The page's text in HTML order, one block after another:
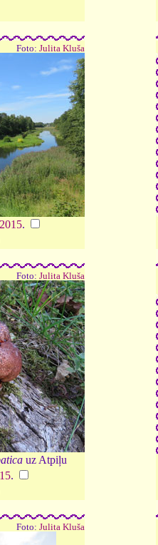
Foto: Julita Kluša
2015.
Foto: Julita Kluša
uz Atpiļu
.
Foto: Julita Kluša